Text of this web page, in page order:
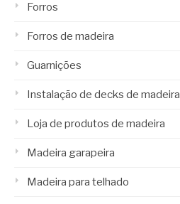
Forros
Forros de madeira
Guarnições
Instalação de decks de madeira
Loja de produtos de madeira
Madeira garapeira
Madeira para telhado